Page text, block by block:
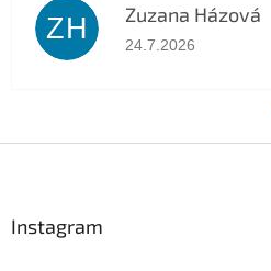
ZH Zuzana Házová
Hodnocení obchodu
24.7.2026
Instagram